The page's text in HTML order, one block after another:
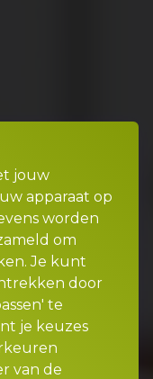
jouw
apparaat op
worden
om
Je kunt
door
te
je keuzes
van de